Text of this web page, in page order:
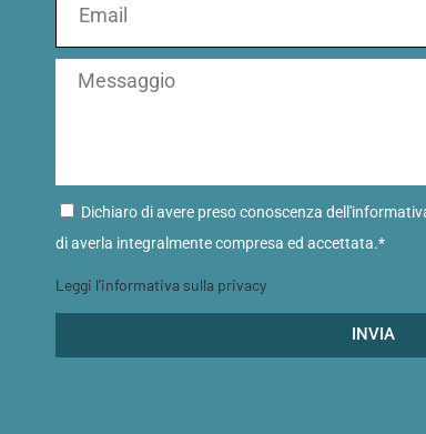
Dichiaro di avere preso conoscenza
di averla integralmente compresa ed accettata.*
Leggi l'informativa sulla privacy
INVIA